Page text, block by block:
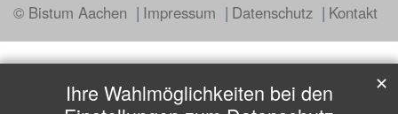
© Bistum Aachen Impressum Datenschutz Kontakt
Ihre Wahlmöglichkeiten bei den
✕